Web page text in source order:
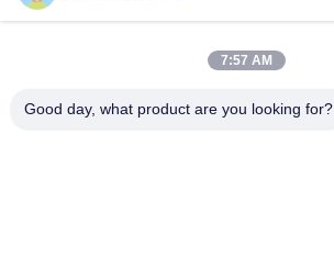
7:57 AM
Good day, what product are you looking for?